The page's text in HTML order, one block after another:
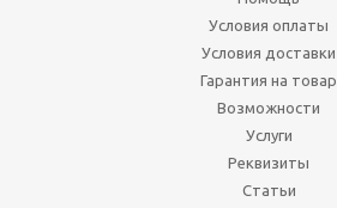
Условия оплаты
Условия доставки
Гарантия на товар
Возможности
Услуги
Реквизиты
Статьи